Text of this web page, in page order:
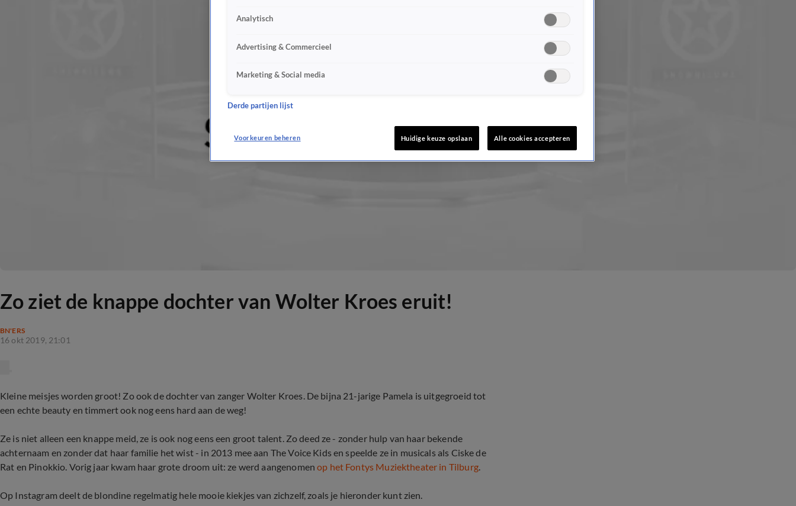
Zo ziet de knappe dochter van Wolter Kroes eruit!
BN'ERS
16 okt 2019, 21:01
Kleine meisjes worden groot! Zo ook de dochter van zanger Wolter Kroes. De bijna 21-jarige Pamela is uitgegroeid tot
een echte beauty en timmert ook nog eens hard aan de weg!
Ze is niet alleen een knappe meid, ze is ook nog eens een groot talent. Zo deed ze - zonder hulp van haar bekende
achternaam en zonder dat haar familie het wist - in 2013 mee aan The Voice Kids en speelde ze in musicals als Ciske de
Rat en Pinokkio. Vorig jaar kwam haar grote droom uit: ze werd aangenomenop het Fontys Muziektheater in Tilburg.
Op Instagram deelt de blondine regelmatig hele mooie kiekjes van zichzelf, zoals je hieronder kunt zien.
Analytisch
Advertising & Commercieel
Marketing & Social media
Derde partijen lijst
Voorkeuren beheren Huidige keuze opslaan Alle cookies accepteren